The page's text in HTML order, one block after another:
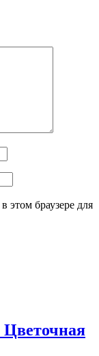
этом браузере для
Цветочная